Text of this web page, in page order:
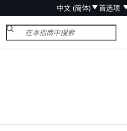
中文 (简体) 首选项